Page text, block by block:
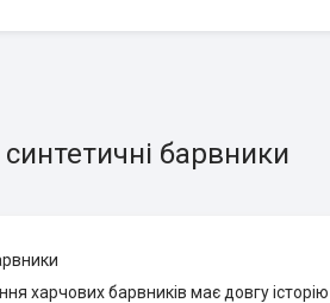
синтетичні барвники
харчових барвників має довгу